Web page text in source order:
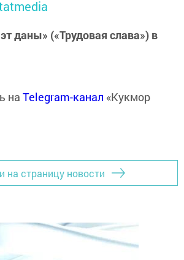
даны» («Трудовая слава») в
на Telegram-канал «Кукмор
на страницу новости